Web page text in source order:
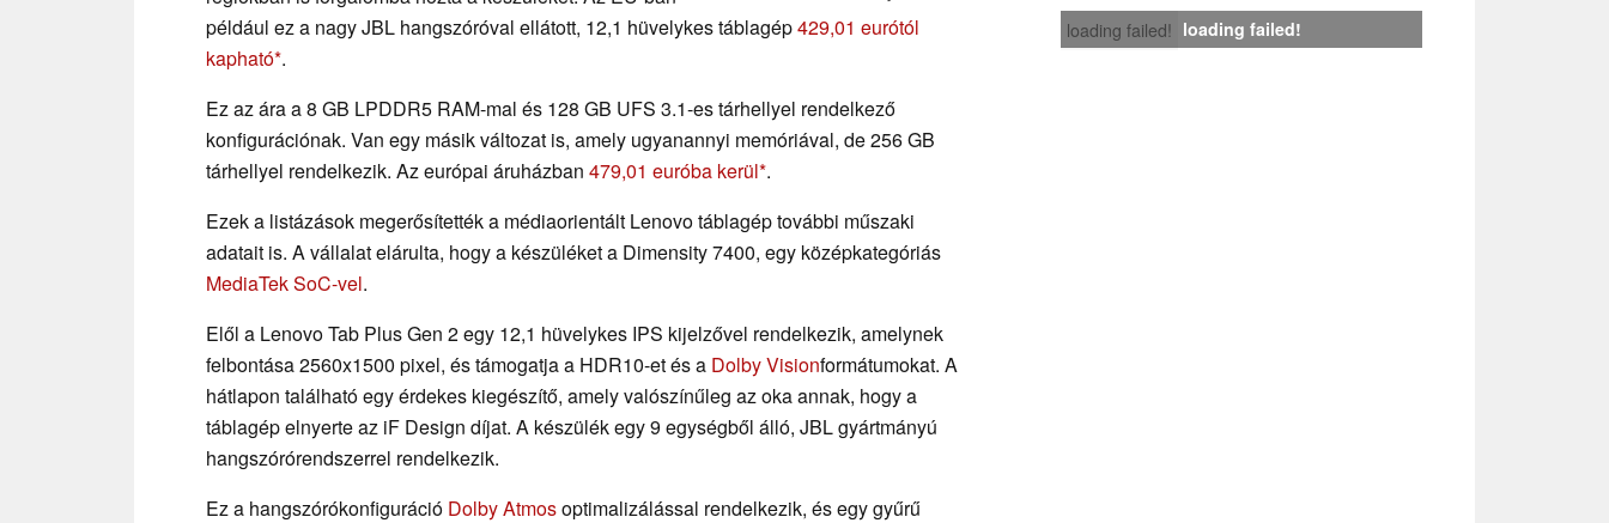
loading failed! loading failed!
például ez a nagy JBL hangszóróval ellátott, 12,1 hüvelykes táblagép429,01 eurótól
kapható .
Ez az ára a 8 GB LPDDR5 RAM-mal és 128 GB UFS 3.1-es tárhellyel rendelkező
konfigurációnak. Van egy másik változat is, amely ugyanannyi memóriával, de 256 GB
tárhellyel rendelkezik. Az európai áruházban 479,01 euróba kerül .
Ezek a listázások megerősítették a médiaorientált Lenovo táblagép további műszaki
adatait is. A vállalat elárulta, hogy a készüléket a Dimensity 7400, egy középkategóriás
MediaTek SoC-vel.
Elől a Lenovo Tab Plus Gen 2 egy 12,1 hüvelykes IPS kijelzővel rendelkezik, amelynek
felbontása 2560x1500 pixel, és támogatja a HDR10-et és a Dolby Visionformátumokat. A
hátlapon található egy érdekes kiegészítő, amely valószínűleg az oka annak, hogy a
táblagép elnyerte az iF Design díjat. A készülék egy 9 egységből álló, JBL gyártmányú
hangszórórendszerrel rendelkezik.
Ez a hangszórókonfiguráció Dolby Atmosoptimalizálással rendelkezik, és egy gyűrű